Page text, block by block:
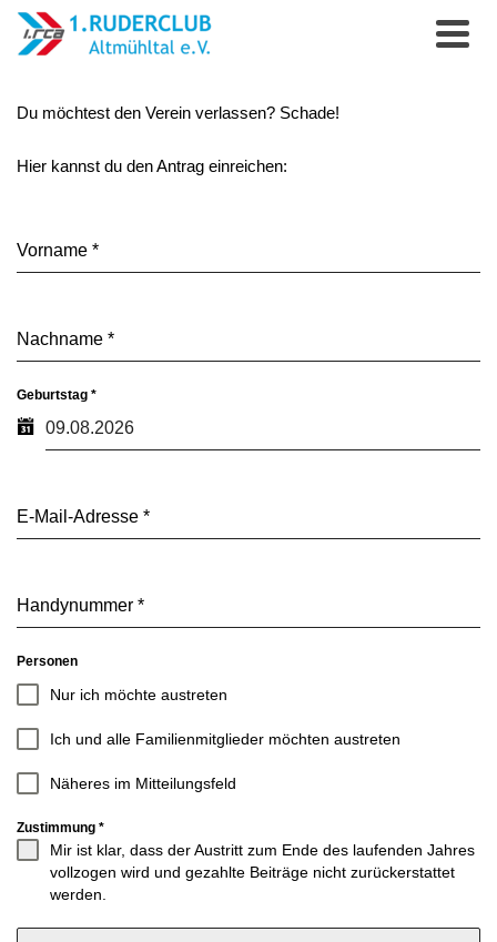
Du möchtest den Verein verlassen? Schade!
Hier kannst du den Antrag einreichen:
Vorname *
Nachname *
Geburtstag *
E-Mail-Adresse *
Handynummer *
Personen
Nur ich möchte austreten
Ich und alle Familienmitglieder möchten austreten
Näheres im Mitteilungsfeld
Zustimmung *
Mir ist klar, dass der Austritt zum Ende des laufenden Jahres
vollzogen wird und gezahlte Beiträge nicht zurückerstattet
werden.